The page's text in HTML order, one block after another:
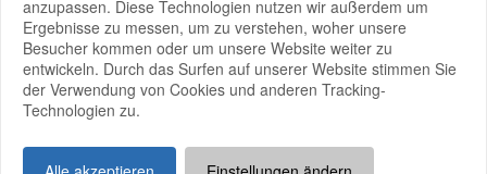
Mitglieder-Login
Impressum Datenschutz Good Governance
anzupassen. Diese Technologien nutzen wir außerdem um
Ergebnisse zu messen, um zu verstehen, woher unsere
Besucher kommen oder um unsere Website weiter zu
entwickeln. Durch das Surfen auf unserer Website stimmen Sie
der Verwendung von Cookies und anderen Tracking-
Technologien zu.